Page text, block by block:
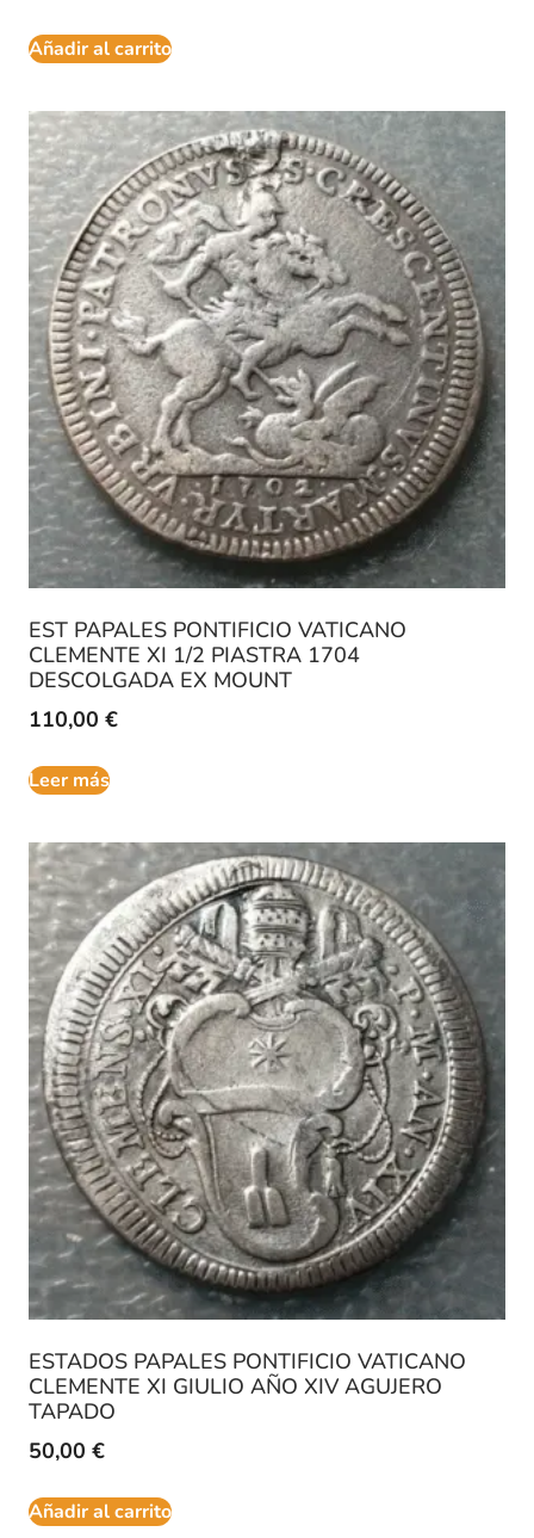
Añadir al carrito
EST PAPALES PONTIFICIO VATICANO
CLEMENTE XI 1/2 PIASTRA 1704
DESCOLGADA EX MOUNT
110,00 €
Leer más
ESTADOS PAPALES PONTIFICIO VATICANO
CLEMENTE XI GIULIO AÑO XIV AGUJERO
TAPADO
50,00 €
Añadir al carrito